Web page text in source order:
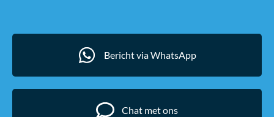
Bericht via WhatsApp
Chat met ons